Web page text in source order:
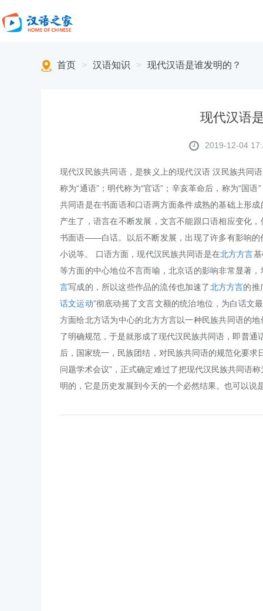
首页 > 汉语知识 > 现代汉语是谁发明的？
现代汉语
2019-12-04
现代汉民族共同语，是狭义上的现代汉语 汉民族共同
称为“通语”；明代称为“官话”；辛亥革命后，称为“国语”
共同语是在书面语和口语两方面条件成熟的基础上形
产生了，语言在不断发展，文言不能跟口语相应变化
书面语——白话。以后不断发展，出现了许多有影响的
小说等。 口语方面，现代汉民族共同语是在北方方言
等方面的中心地位不言而喻，北京话的影响非常显著
言写成的，所以这些作品的流传也加速了北方方言的
话文运动”彻底动摇了文言文额的统治地位，为白话文
方面给北方话为中心的北方方言以一种民族共同语的
了明确规范，于是就形成了现代汉民族共同语，即普通
后，国家统一，民族团结，对民族共同语的规范化要求
问题学术会议”，正式确定难过了把现代汉民族共同语
明的，它是历史发展到今天的一个必然结果。也可以说